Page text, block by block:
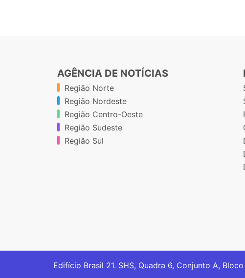
AGÊNCIA DE NOTÍCIAS
Região Norte
Região Nordeste
Região Centro-Oeste
Região Sudeste
Região Sul
Edifício Brasil 21. SHS, Quadra 6, Conjunto A,